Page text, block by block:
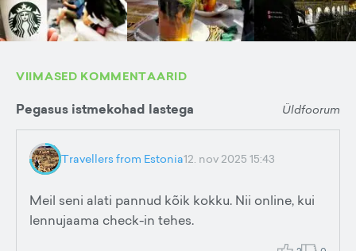
VIIMASED KOMMENTAARID
Pegasus istmekohad lastega Üldfoorum
Travellers from Estonia12. nov 2025 15:43
Meil seni alati pannud kõik kokku. Nii online, kui
lennujaama check-in tehes.